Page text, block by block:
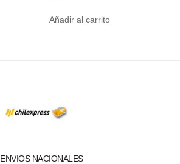
Añadir al carrito
ENVIOS NACIONALES